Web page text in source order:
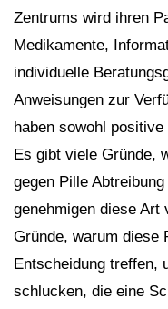
Zentrums wird ihren
Medikamente,
individuelle
Anweisungen zur
haben sowohl
Es gibt viele Gründe,
gegen Pille
genehmigen diese Art
Gründe, warum diese
Entscheidung treffen,
schlucken, die eine